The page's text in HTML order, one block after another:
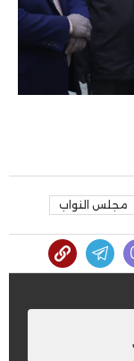
مجلس النواب